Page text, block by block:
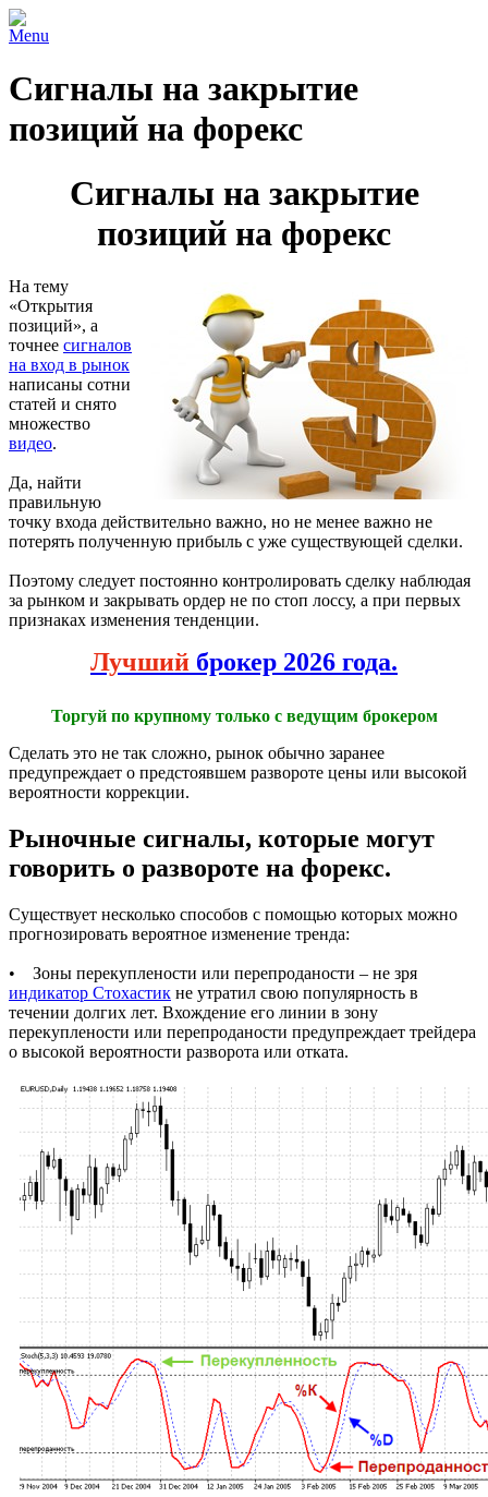
Menu
Сигналы на закрытие
позиций на форекс
Сигналы на закрытие
позиций на форекс
На тему
«Открытия
позиций», а
точнее сигналов
на вход в рынок
написаны сотни
статей и снято
множество
видео.
Да, найти
правильную
точку входа действительно важно, но не менее важно не
потерять полученную прибыль с уже существующей сделки.
Поэтому следует постоянно контролировать сделку наблюдая
за рынком и закрывать ордер не по стоп лоссу, а при первых
признаках изменения тенденции.
Лучший брокер 2026 года.
Торгуй по крупному только с ведущим брокером
Сделать это не так сложно, рынок обычно заранее
предупреждает о предстоявшем развороте цены или высокой
вероятности коррекции.
Рыночные сигналы, которые могут
говорить о развороте на форекс.
Существует несколько способов с помощью которых можно
прогнозировать вероятное изменение тренда:
• Зоны перекуплености или перепроданости – не зря
индикатор Стохастик не утратил свою популярность в
течении долгих лет. Вхождение его линии в зону
перекуплености или перепроданости предупреждает трейдера
о высокой вероятности разворота или отката.